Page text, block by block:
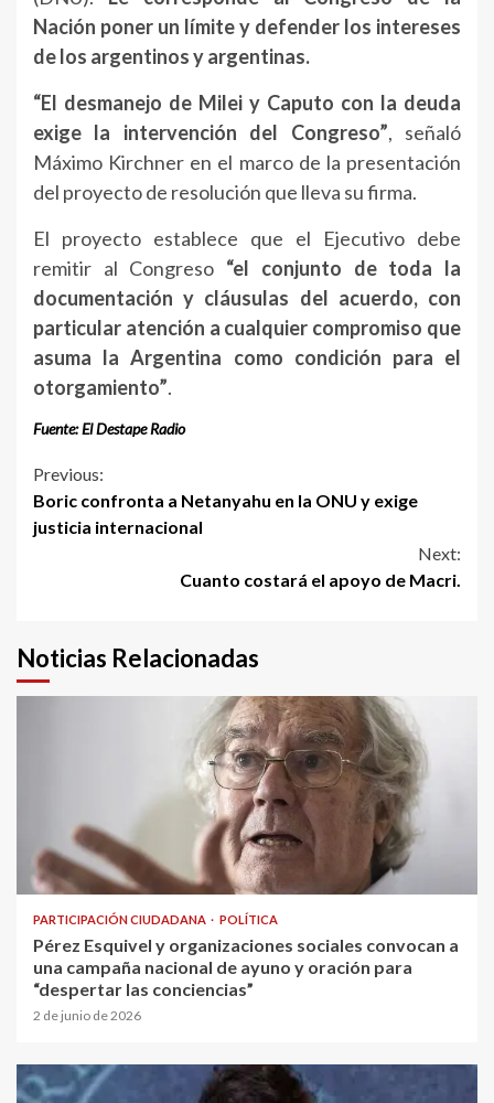
Nación poner un límite y defender los intereses
de los argentinos y argentinas.
“El desmanejo de Milei y Caputo con la deuda
exige la intervención del Congreso”, señaló
Máximo Kirchner en el marco de la presentación
del proyecto de resolución que lleva su firma.
El proyecto establece que el Ejecutivo debe
remitir al Congreso “el conjunto de toda la
documentación y cláusulas del acuerdo, con
particular atención a cualquier compromiso que
asuma la Argentina como condición para el
otorgamiento”.
Fuente: El Destape Radio
Continue
Reading
Previous:
Boric confronta a Netanyahu en la ONU y exige
justicia internacional
Next:
Cuanto costará el apoyo de Macri.
Noticias Relacionadas
PARTICIPACIÓN CIUDADANA POLÍTICA
Pérez Esquivel y organizaciones sociales convocan a
una campaña nacional de ayuno y oración para
“despertar las conciencias”
2 de junio de 2026